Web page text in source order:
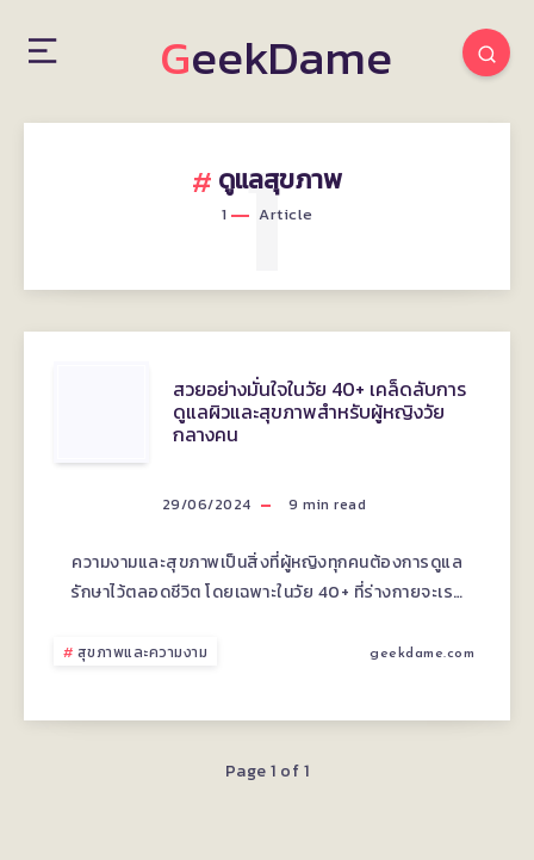
GeekDame
ดูแลสุขภาพ
1 Article
1
อย่าง
มั่นใจ
ใน
วัย
40+
เคล็ด
สวยอย่างมั่นใจในวัย 40+ เคล็ดลับการ
ดูแลผิวและสุขภาพสำหรับผู้หญิงวัย
กลางคน
29/06/2024 9 min read
ความงามและสุขภาพเป็นสิ่งที่ผู้หญิงทุกคนต้องการดูแล
รักษาไว้ตลอดชีวิต โดยเฉพาะในวัย 40+ ที่ร่างกายจะเร…
สุขภาพและความงาม geekdame.com
Page 1 of 1